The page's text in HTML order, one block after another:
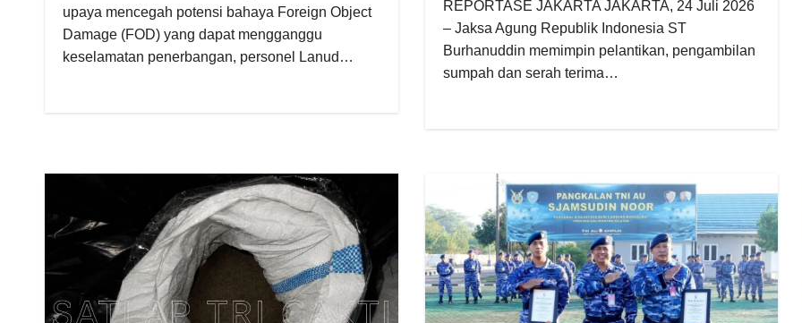
upaya mencegah potensi bahaya Foreign Object
Damage (FOD) yang dapat mengganggu
keselamatan penerbangan, personel Lanud…
REPORTASE JAKARTA JAKARTA, 24 Juli 2026
– Jaksa Agung Republik Indonesia ST
Burhanuddin memimpin pelantikan, pengambilan
sumpah dan serah terima…